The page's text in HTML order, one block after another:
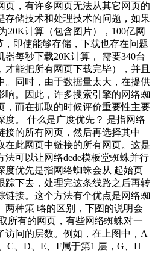
页，有许多网页无法从其它网页的
存储技术和处理技术的问题，如果
20K计算（包含图片），100亿网
，即使能够存储，下载也存在问题
器每秒下载20K计算， 需要340台
能把所有网页下载完毕），并且
。同时，由于数据量太大，在提供
响。因此，许多搜索引擎的网络蜘
，而在抓取的时候评价重要性主要
度。 什么是广度优先？ 是指网络
接的所有网页，然后再选择其中
在此网页中链接的所有网页。这是
可以让网络dede模板堂蜘蛛并行
度优先是指网络蜘蛛会从 起始页
踪下去，处理完这条线路之后再转
链接。这个方法有个优点是网络蜘
两种策 略的区别，下图的说明会
所有的网页，有些网络蜘蛛对一
访问的层数。例如，在上图中，A
C、D、E、F属于第1 层，G、H